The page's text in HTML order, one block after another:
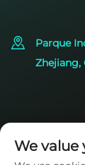
Parque
Zhejiang,
We value